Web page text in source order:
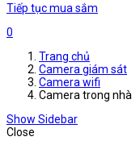
Tiếp tục mua sắm
0
Trang chủ
Camera giám sát
Camera wifi
Camera trong nhà
Show Sidebar
Close